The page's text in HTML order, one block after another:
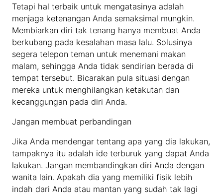
Tetapi hal terbaik untuk mengatasinya adalah
menjaga ketenangan Anda semaksimal mungkin.
Membiarkan diri tak tenang hanya membuat Anda
berkubang pada kesalahan masa lalu. Solusinya
segera telepon teman untuk menemani makan
malam, sehingga Anda tidak sendirian berada di
tempat tersebut. Bicarakan pula situasi dengan
mereka untuk menghilangkan ketakutan dan
kecanggungan pada diri Anda.
Jangan membuat perbandingan
Jika Anda mendengar tentang apa yang dia lakukan,
tampaknya itu adalah ide terburuk yang dapat Anda
lakukan. Jangan membandingkan diri Anda dengan
wanita lain. Apakah dia yang memiliki fisik lebih
indah dari Anda atau mantan yang sudah tak lagi